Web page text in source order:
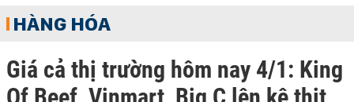
HÀNG HÓA
Giá cả thị trường hôm nay 4/1: King